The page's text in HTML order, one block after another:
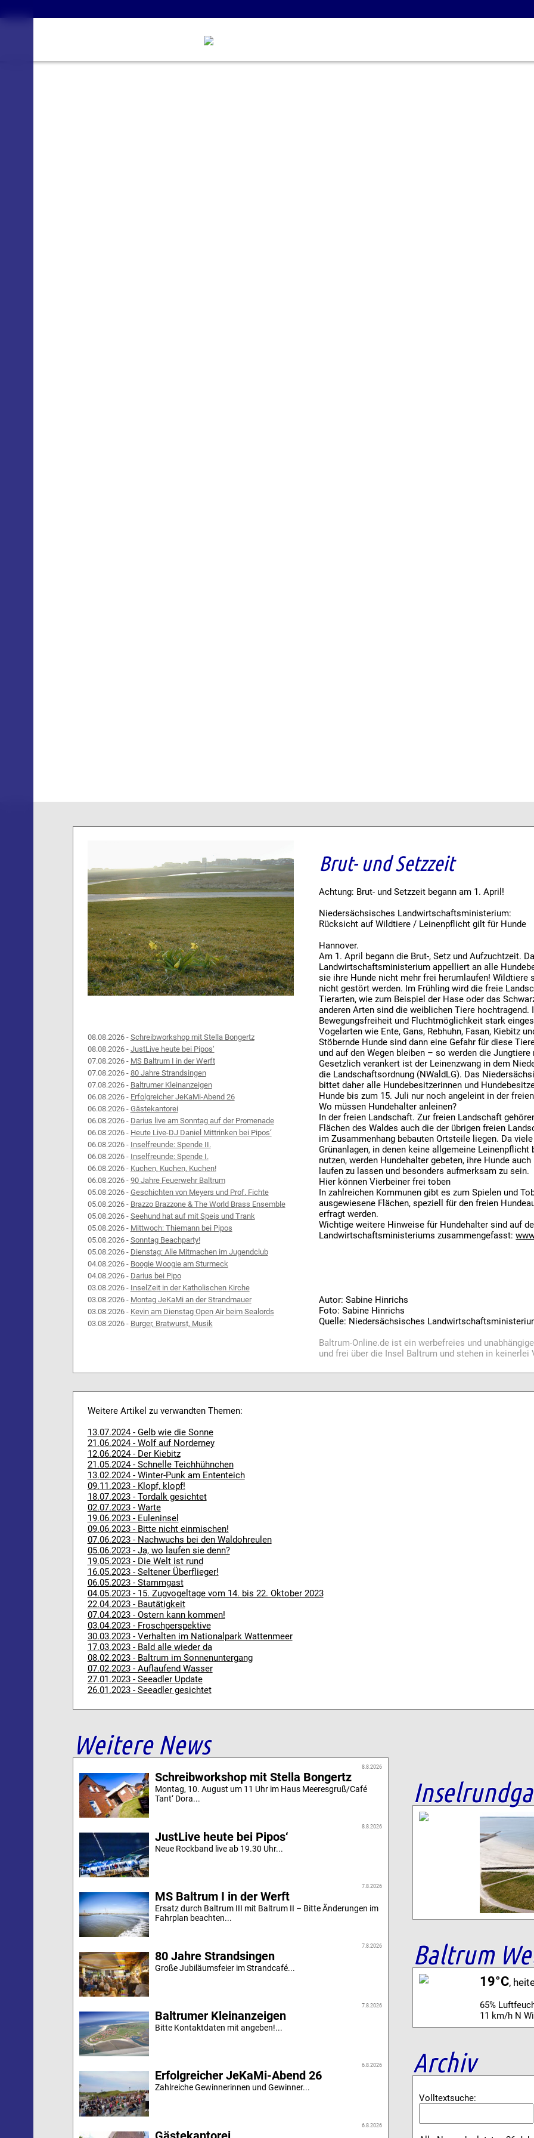
08.08.2026 - Schreibworkshop mit Stella Bongertz
08.08.2026 - JustLive heute bei Pipos‘
07.08.2026 - MS Baltrum I in der Werft
07.08.2026 - 80 Jahre Strandsingen
07.08.2026 - Baltrumer Kleinanzeigen
06.08.2026 - Erfolgreicher JeKaMi-Abend 26
06.08.2026 - Gästekantorei
06.08.2026 - Darius live am Sonntag auf der Promenade
06.08.2026 - Heute Live-DJ Daniel Mittrinken bei Pipos‘
06.08.2026 - Inselfreunde: Spende II.
06.08.2026 - Inselfreunde: Spende I.
06.08.2026 - Kuchen, Kuchen, Kuchen!
06.08.2026 - 90 Jahre Feuerwehr Baltrum
05.08.2026 - Geschichten von Meyers und Prof. Fichte
05.08.2026 - Brazzo Brazzone & The World Brass Ensemble
05.08.2026 - Seehund hat auf mit Speis und Trank
05.08.2026 - Mittwoch: Thiemann bei Pipos
05.08.2026 - Sonntag Beachparty!
05.08.2026 - Dienstag: Alle Mitmachen im Jugendclub
04.08.2026 - Boogie Woogie am Sturmeck
04.08.2026 - Darius bei Pipo
03.08.2026 - InselZeit in der Katholischen Kirche
03.08.2026 - Montag JeKaMi an der Strandmauer
03.08.2026 - Kevin am Dienstag Open Air beim Sealords
03.08.2026 - Burger, Bratwurst, Musik
Brut- und Setzzeit
Achtung: Brut- und Setzzeit begann am 1. April!
Niedersächsisches Landwirtschaftsministerium:
Rücksicht auf Wildtiere / Leinenpflicht gilt für Hunde
Hannover.
Am 1. April begann die Brut-, Setz und Aufzuchtzeit.
Landwirtschaftsministerium appelliert an alle
sie ihre Hunde nicht mehr frei herumlaufen! Wildtiere
nicht gestört werden. Im Frühling wird die freie
Tierarten, wie zum Beispiel der Hase oder das
anderen Arten sind die weiblichen Tiere
Bewegungsfreiheit und Fluchtmöglichkeit stark
Vogelarten wie Ente, Gans, Rebhuhn, Fasan, Kiebitz
Stöbernde Hunde sind dann eine Gefahr für diese
und auf den Wegen bleiben – so werden die
Gesetzlich verankert ist der Leinenzwang in dem
die Landschaftsordnung (NWaldLG). Das
bittet daher alle Hundebesitzerinnen und
Hunde bis zum 15. Juli nur noch angeleint in der
Wo müssen Hundehalter anleinen?
In der freien Landschaft. Zur freien Landschaft
Flächen des Waldes auch die der übrigen freien
im Zusammenhang bebauten Ortsteile liegen. Da
Grünanlagen, in denen keine allgemeine
nutzen, werden Hundehalter gebeten, ihre Hunde
laufen zu lassen und besonders aufmerksam zu sein.
Hier können Vierbeiner frei toben
In zahlreichen Kommunen gibt es zum Spielen und
ausgewiesene Flächen, speziell für den freien
erfragt werden.
Wichtige weitere Hinweise für Hundehalter sind auf
Landwirtschaftsministeriums zusammengefasst:
Autor: Sabine Hinrichs
Foto: Sabine Hinrichs
Quelle: Niedersächsisches
Baltrum-Online.de ist ein werbefreies und
und frei über die Insel Baltrum und stehen in keinerlei
Weitere Artikel zu verwandten Themen:
13.07.2024 - Gelb wie die Sonne
21.06.2024 - Wolf auf Norderney
12.06.2024 - Der Kiebitz
21.05.2024 - Schnelle Teichhühnchen
13.02.2024 - Winter-Punk am Ententeich
09.11.2023 - Klopf, klopf!
18.07.2023 - Tordalk gesichtet
02.07.2023 - Warte
19.06.2023 - Euleninsel
09.06.2023 - Bitte nicht einmischen!
07.06.2023 - Nachwuchs bei den Waldohreulen
05.06.2023 - Ja, wo laufen sie denn?
19.05.2023 - Die Welt ist rund
16.05.2023 - Seltener Überflieger!
06.05.2023 - Stammgast
04.05.2023 - 15. Zugvogeltage vom 14. bis 22. Oktober 2023
22.04.2023 - Bautätigkeit
07.04.2023 - Ostern kann kommen!
03.04.2023 - Froschperspektive
30.03.2023 - Verhalten im Nationalpark Wattenmeer
17.03.2023 - Bald alle wieder da
08.02.2023 - Baltrum im Sonnenuntergang
07.02.2023 - Auflaufend Wasser
27.01.2023 - Seeadler Update
26.01.2023 - Seeadler gesichtet
Weitere News
8.8.2026
Schreibworkshop mit Stella Bongertz
Montag, 10. August um 11 Uhr im Haus Meeresgruß/Café
Tant‘ Dora...
8.8.2026
JustLive heute bei Pipos‘
Neue Rockband live ab 19.30 Uhr...
7.8.2026
MS Baltrum I in der Werft
Ersatz durch Baltrum III mit Baltrum II – Bitte Änderungen im
Fahrplan beachten...
7.8.2026
80 Jahre Strandsingen
Große Jubiläumsfeier im Strandcafé...
7.8.2026
Baltrumer Kleinanzeigen
Bitte Kontaktdaten mit angeben!...
6.8.2026
Erfolgreicher JeKaMi-Abend 26
Zahlreiche Gewinnerinnen und Gewinner...
6.8.2026
Baltrum
19°C,
65%
11 km/h N
Archiv
Volltextsuche: